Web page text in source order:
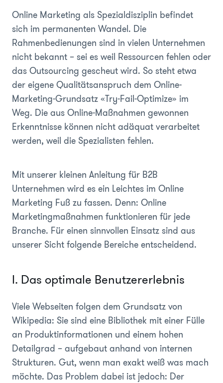
Online Marketing als Spezialdisziplin befindet
sich im permanenten Wandel. Die
Rahmenbedienungen sind in vielen Unternehmen
nicht bekannt – sei es weil Ressourcen fehlen oder
das Outsourcing gescheut wird. So steht etwa
der eigene Qualitätsanspruch dem Online-
Marketing-Grundsatz «Try-Fail-Optimize» im
Weg. Die aus Online-Maßnahmen gewonnen
Erkenntnisse können nicht adäquat verarbeitet
werden, weil die Spezialisten fehlen.
Mit unserer kleinen Anleitung für B2B
Unternehmen wird es ein Leichtes im Online
Marketing Fuß zu fassen. Denn: Online
Marketingmaßnahmen funktionieren für jede
Branche. Für einen sinnvollen Einsatz sind aus
unserer Sicht folgende Bereiche entscheidend.
I. Das optimale Benutzererlebnis
Viele Webseiten folgen dem Grundsatz von
Wikipedia: Sie sind eine Bibliothek mit einer Fülle
an Produktinformationen und einem hohen
Detailgrad – aufgebaut anhand von internen
Strukturen. Gut, wenn man exakt weiß was mach
möchte. Das Problem dabei ist jedoch: Der